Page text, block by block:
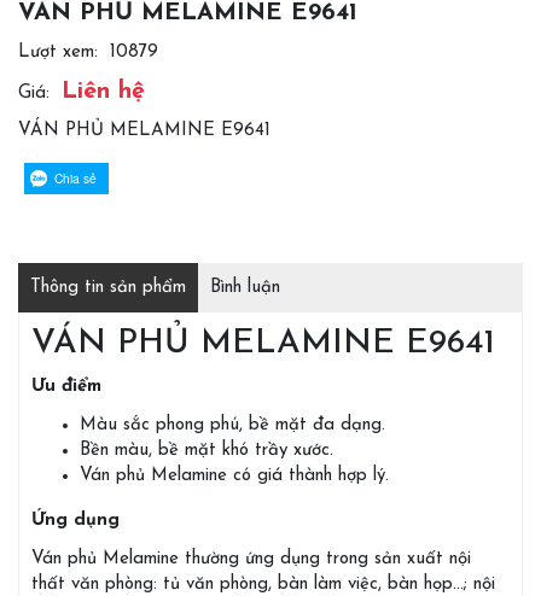
VÁN PHỦ MELAMINE E9641
Lượt xem: 10879
Giá: Liên hệ
VÁN PHỦ MELAMINE E9641
Chia sẻ
Thông tin sản phẩm Bình luận
VÁN PHỦ MELAMINE E9641
Ưu điểm
Màu sắc phong phú, bề mặt đa dạng.
Bền màu, bề mặt khó trầy xước.
Ván phủ Melamine có giá thành hợp lý.
Ứng dụng
Ván phủ Melamine thường ứng dụng trong sản xuất nội
thất văn phòng: tủ văn phòng, bàn làm việc, bàn họp…; nội